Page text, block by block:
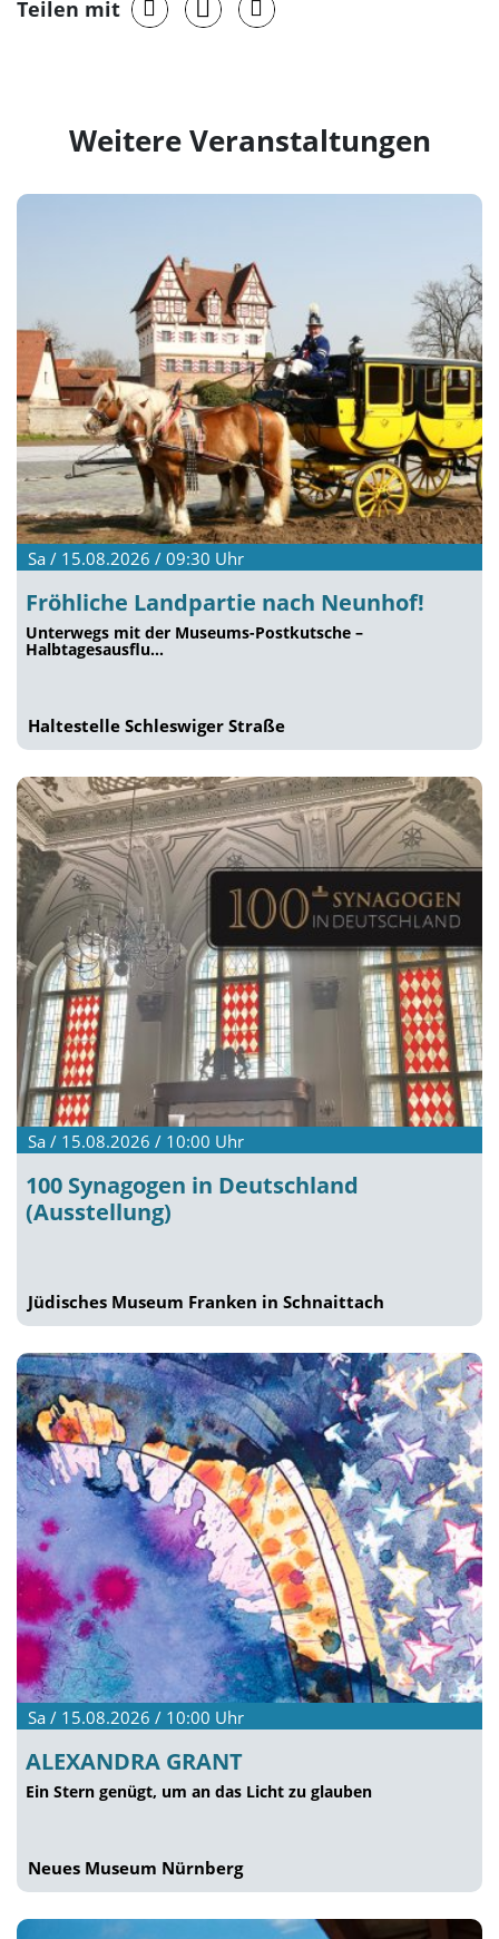
Teilen mit
Weitere Veranstaltungen
Sa / 15.08.2026 / 09:30 Uhr
Fröhliche Landpartie nach Neunhof!
Unterwegs mit der Museums-Postkutsche –
Halbtagesausflu…
Haltestelle Schleswiger Straße
Sa / 15.08.2026 / 10:00 Uhr
100 Synagogen in Deutschland
(Ausstellung)
Jüdisches Museum Franken in Schnaittach
Sa / 15.08.2026 / 10:00 Uhr
ALEXANDRA GRANT
Ein Stern genügt, um an das Licht zu glauben
Neues Museum Nürnberg